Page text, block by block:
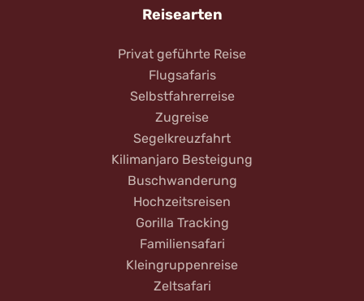
Reisearten
Privat geführte Reise
Flugsafaris
Selbstfahrerreise
Zugreise
Segelkreuzfahrt
Kilimanjaro Besteigung
Buschwanderung
Hochzeitsreisen
Gorilla Tracking
Familiensafari
Kleingruppenreise
Zeltsafari